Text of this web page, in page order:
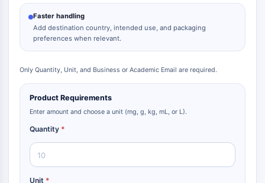
FAAH
Récepteur de la mélanocortine
Récepteur de la neuropeptide Y
Récepteur de la cholécystokinine
Récepteur sigma
Transporteur de la sérotonine
nAChR
Amyloïde-β
Monoamine oxydase
Récepteur cannabinoïde
Faster handling
Add destination country, intended use, and packaging
preferences when relevant.
Only Quantity, Unit, and Business or Academic Email are required.
Product Requirements
Enter amount and choose a unit (mg, g, kg, mL, or L).
Quantity *
Unit *